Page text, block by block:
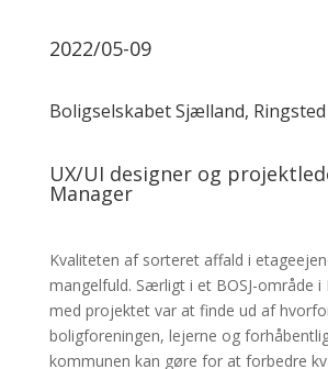
2022/05-09
Boligselskabet Sjælland, Ringsted
UX/UI designer og
Manager
Kvaliteten af sorteret affald i
mangelfuld. Særligt i et BOSJ-område i
med projektet var at finde ud af
boligforeningen, lejerne og
kommunen kan gøre for at forbedre